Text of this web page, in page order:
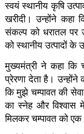
स्वयं स्थानीय कृषि
खरीदी। उन्होंने कहा
संकल्प को धरातल पर
को स्थानीय उत्पादों के
मुख्यमंत्री ने कहा कि
प्रेरणा देता है। उन्होंने
कि मुझे चम्पावत की
का स्नेह और विश्वास
मिलकर चम्पावत को एक